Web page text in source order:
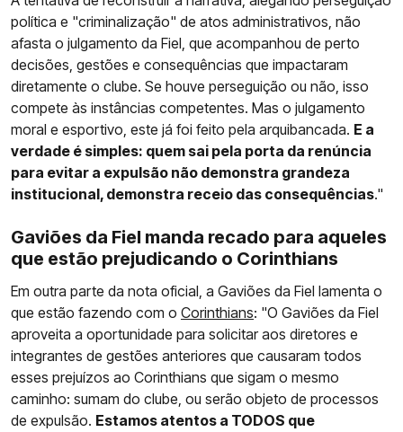
política e "criminalização" de atos administrativos, não
afasta o julgamento da Fiel, que acompanhou de perto
decisões, gestões e consequências que impactaram
diretamente o clube. Se houve perseguição ou não, isso
compete às instâncias competentes. Mas o julgamento
moral e esportivo, este já foi feito pela arquibancada. E a
verdade é simples: quem sai pela porta da renúncia
para evitar a expulsão não demonstra grandeza
institucional, demonstra receio das consequências."
Gaviões da Fiel manda recado para aqueles
que estão prejudicando o Corinthians
Em outra parte da nota oficial, a Gaviões da Fiel lamenta o
que estão fazendo com o Corinthians: "O Gaviões da Fiel
aproveita a oportunidade para solicitar aos diretores e
integrantes de gestões anteriores que causaram todos
esses prejuízos ao Corinthians que sigam o mesmo
caminho: sumam do clube, ou serão objeto de processos
de expulsão. Estamos atentos a TODOS que